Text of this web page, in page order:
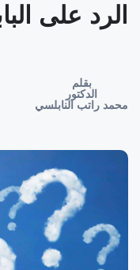
الرد على
بقلم
الدكتور
محمد راتب النابلسي